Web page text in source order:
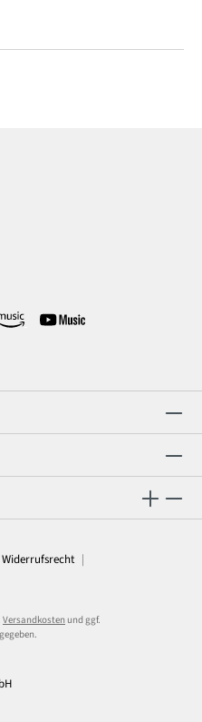
Widerrufsrecht
Versandkosten und ggf.